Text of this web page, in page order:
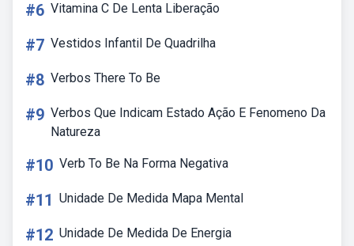
#6 Vitamina C De Lenta Liberação
#7 Vestidos Infantil De Quadrilha
#8 Verbos There To Be
#9 Verbos Que Indicam Estado Ação E Fenomeno Da
Natureza
#10 Verb To Be Na Forma Negativa
#11 Unidade De Medida Mapa Mental
#12 Unidade De Medida De Energia